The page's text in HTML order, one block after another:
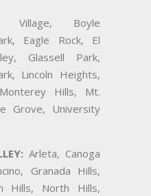
Village, Boyle
Eagle Rock, El
Glassell Park,
Lincoln Heights,
Hills, Mt.
Grove, University
Arleta, Canoga
Granada Hills,
Hills, North Hills,